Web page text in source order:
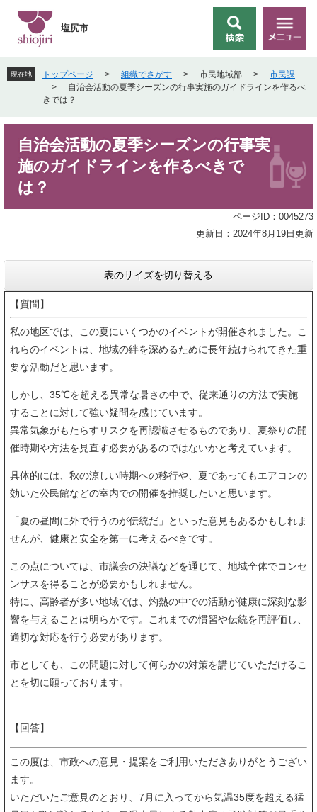
先
頭
。
を
飛
て
索
メ
ニ
ー
塩尻市
現在地 トップページ > 組織でさがす > 市民地域部 >
市民課
>
自治会活動の夏季シーズンの行事実施のガイドラインを作るべ
きでは？
自治会活動の夏季シーズンの行事実
施のガイドラインを作るべきで
は？
ページID：0045273
更新日：2024年8月19日更新
表のサイズを切り替える
【質問】
私の地区では、この夏にいくつかのイベントが開催されました。こ
れらのイベントは、地域の絆を深めるために長年続けられてきた重
要な活動だと思います。
しかし、35℃を超える異常な暑さの中で、従来通りの方法で実施
することに対して強い疑問を感じています。
異常気象がもたらすリスクを再認識させるものであり、夏祭りの開
催時期や方法を見直す必要があるのではないかと考えています。
具体的には、秋の涼しい時期への移行や、夏であってもエアコンの
効いた公民館などの室内での開催を推奨したいと思います。
「夏の昼間に外で行うのが伝統だ」といった意見もあるかもしれま
せんが、健康と安全を第一に考えるべきです。
この点については、市議会の決議などを通じて、地域全体でコンセ
ンサスを得ることが必要かもしれません。
特に、高齢者が多い地域では、灼熱の中での活動が健康に深刻な影
響を与えることは明らかです。これまでの慣習や伝統を再評価し、
適切な対応を行う必要があります。
市としても、この問題に対して何らかの対策を講じていただけるこ
とを切に願っております。
【回答】
この度は、市政への意見・提案をご利用いただきありがとうござい
ます。
いただいたご意見のとおり、7月に入ってから気温35度を超える猛